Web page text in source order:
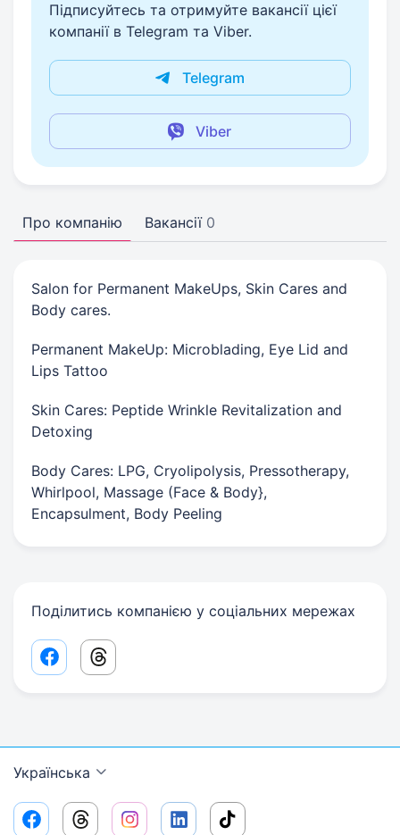
Підписуйтесь та отримуйте вакансії цієї
компанії в Telegram та Viber.
Telegram
Viber
Про компанію Вакансії 0
Salon for Permanent MakeUps, Skin Cares and
Body cares.
Permanent MakeUp: Microblading, Eye Lid and
Lips Tattoo
Skin Cares: Peptide Wrinkle Revitalization and
Detoxing
Body Cares: LPG, Cryolipolysis, Pressotherapy,
Whirlpool, Massage (Face & Body},
Encapsulment, Body Peeling
Поділитись компанією у соціальних мережах
Facebook share link
Threads share link
Українська